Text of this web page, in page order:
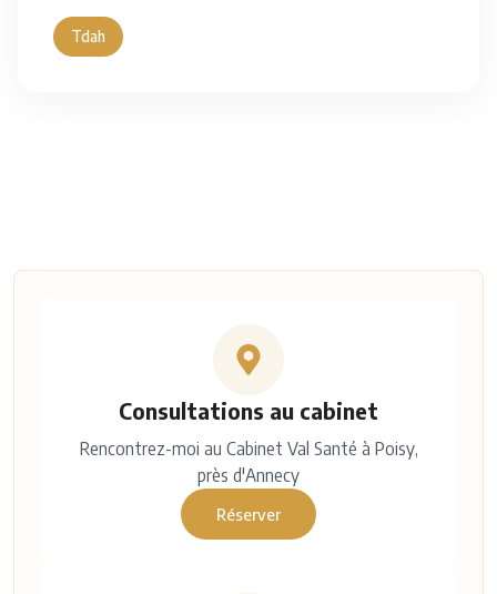
Tdah
Consultations au cabinet
Rencontrez-moi au Cabinet Val Santé à Poisy,
près d'Annecy
Réserver